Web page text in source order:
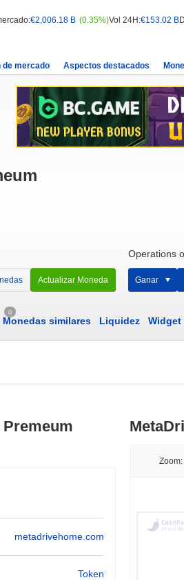
€2,006.18 B (0.35%)Vol 24H:€153.02 B
de mercado Aspectos destacados
Actualizar Moneda
Operations
Ganar
0
Monedas similares Liquidez Widget
metadrivehome.com
Token
Zoom: